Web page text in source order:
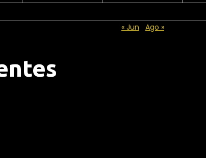
« Jun
Ago »